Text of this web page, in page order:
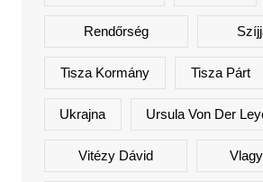
Rendőrség
Tisza Kormány Tisza Párt
Ukrajna Ursula Von Der
Vitézy Dávid